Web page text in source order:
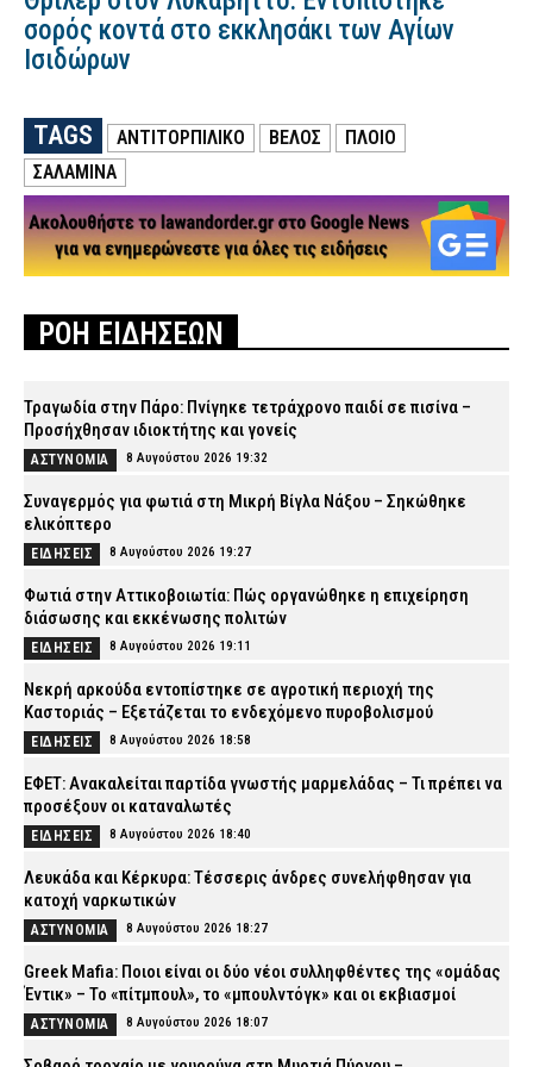
σορός κοντά στο εκκλησάκι των Αγίων
Ισιδώρων
TAGS ΑΝΤΙΤΟΡΠΙΛΙΚΌ ΒΈΛΟΣ
ΠΛΟΙΟ
ΣΑΛΑΜΙΝΑ
ΡΟΗ ΕΙΔΗΣΕΩΝ
Τραγωδία στην Πάρο: Πνίγηκε τετράχρονο παιδί σε πισίνα –
Προσήχθησαν ιδιοκτήτης και γονείς
ΑΣΤΥΝΟΜΙΑ 8 Αυγούστου 2026 19:32
Συναγερμός για φωτιά στη Μικρή Βίγλα Νάξου – Σηκώθηκε
ελικόπτερο
ΕΙΔΗΣΕΙΣ 8 Αυγούστου 2026 19:27
Φωτιά στην Αττικοβοιωτία: Πώς οργανώθηκε η επιχείρηση
διάσωσης και εκκένωσης πολιτών
ΕΙΔΗΣΕΙΣ 8 Αυγούστου 2026 19:11
Νεκρή αρκούδα εντοπίστηκε σε αγροτική περιοχή της
Καστοριάς – Εξετάζεται το ενδεχόμενο πυροβολισμού
ΕΙΔΗΣΕΙΣ 8 Αυγούστου 2026 18:58
ΕΦΕΤ: Ανακαλείται παρτίδα γνωστής μαρμελάδας – Τι πρέπει να
προσέξουν οι καταναλωτές
ΕΙΔΗΣΕΙΣ 8 Αυγούστου 2026 18:40
Λευκάδα και Κέρκυρα: Τέσσερις άνδρες συνελήφθησαν για
κατοχή ναρκωτικών
ΑΣΤΥΝΟΜΙΑ 8 Αυγούστου 2026 18:27
Greek Mafia: Ποιοι είναι οι δύο νέοι συλληφθέντες της «ομάδας
Έντικ» – Το «πίτμπουλ», το «μπουλντόγκ» και οι εκβιασμοί
ΑΣΤΥΝΟΜΙΑ 8 Αυγούστου 2026 18:07